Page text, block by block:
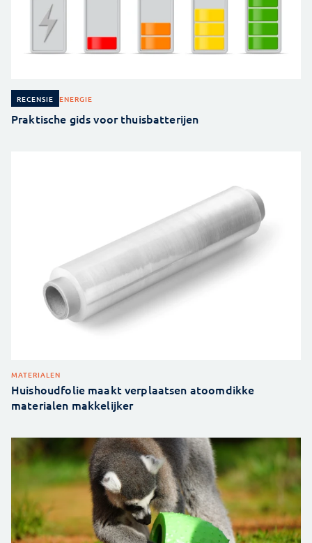
RECENSIE ENERGIE
Praktische gids voor thuisbatterijen
MATERIALEN
Huishoudfolie maakt verplaatsen atoomdikke
materialen makkelijker